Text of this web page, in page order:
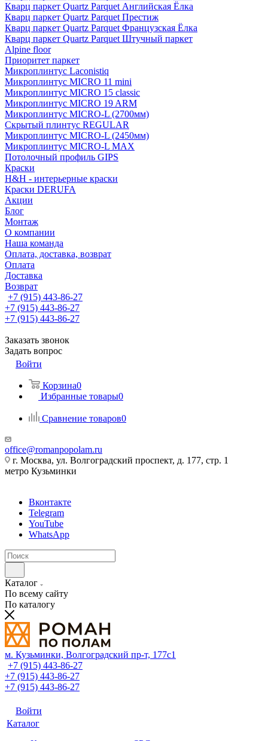
Кварц паркет Quartz Parquet Английская Ёлка
Кварц паркет Quartz Parquet Престиж
Кварц паркет Quartz Parquet Французская Ёлка
Кварц паркет Quartz Parquet Штучный паркет
Alpine floor
Приоритет паркет
Микроплинтус Laconistiq
Микроплинтус MICRO 11 mini
Микроплинтус MICRO 15 classic
Микроплинтус MICRO 19 ARM
Микроплинтус MICRO-L (2700мм)
Скрытый плинтус REGULAR
Микроплинтус MICRO-L (2450мм)
Микроплинтус MICRO-L MAX
Потолочный профиль GIPS
Краски
H&H - интерьерные краски
Краски DERUFA
Акции
Блог
Монтаж
О компании
Наша команда
Оплата, доставка, возврат
Оплата
Доставка
Возврат
+7 (915) 443-86-27
+7 (915) 443-86-27
+7 (915) 443-86-27
Заказать звонок
Задать вопрос
Войти
Корзина0
Избранные товары0
Сравнение товаров0
office@romanpopolam.ru
г. Москва, ул. Волгоградский проспект, д. 177, стр. 1
метро Кузьминки
Вконтакте
Telegram
YouTube
WhatsApp
Каталог
По всему сайту
По каталогу
м. Кузьминки, Волгоградский пр‑т, 177с1
+7 (915) 443-86-27
+7 (915) 443-86-27
+7 (915) 443-86-27
Войти
Каталог